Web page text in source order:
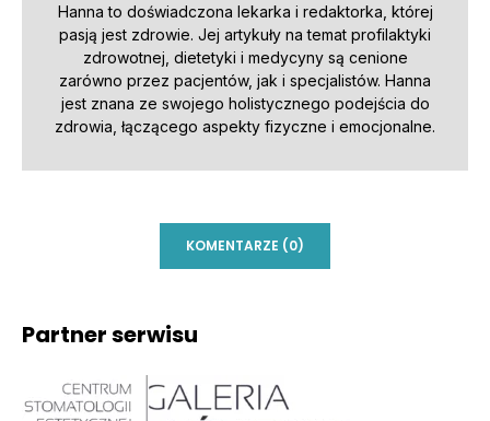
Hanna to doświadczona lekarka i redaktorka, której
pasją jest zdrowie. Jej artykuły na temat profilaktyki
zdrowotnej, dietetyki i medycyny są cenione
zarówno przez pacjentów, jak i specjalistów. Hanna
jest znana ze swojego holistycznego podejścia do
zdrowia, łączącego aspekty fizyczne i emocjonalne.
KOMENTARZE (0)
Partner serwisu